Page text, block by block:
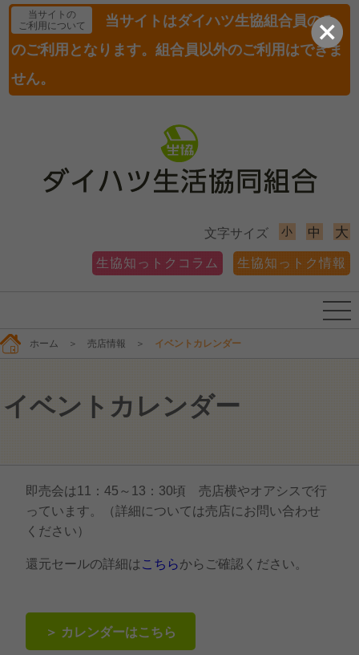
当サイトの
ご利用について
当サイトはダイハツ生協組合員のみ
のご利用となります。組合員以外のご利用はできま
せん。
文字サイズ 小 中 大
生協知っトクコラム 生協知っトク情報
ホーム ＞ 売店情報 ＞ イベントカレンダー
イベントカレンダー
即売会は11：45～13：30頃 売店横やオアシスで行
っています。（詳細については売店にお問い合わせ
ください）
還元セールの詳細は こちらからご確認ください。
＞ カレンダーはこちら